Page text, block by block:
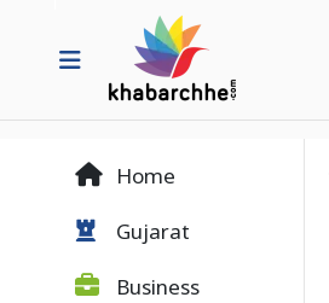
Home
Gujarat
Business